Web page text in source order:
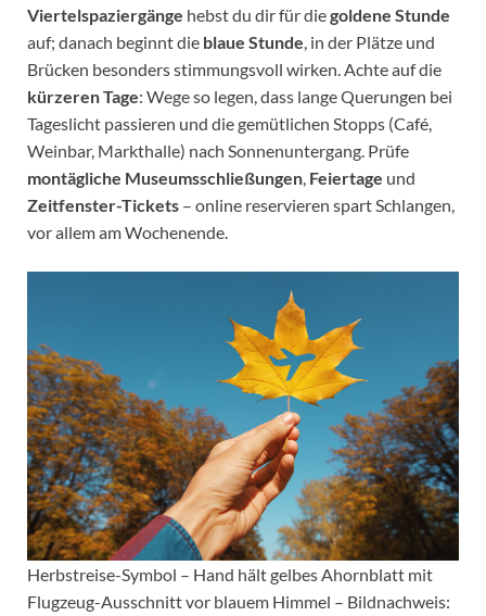
Viertelspaziergänge hebst du dir für diegoldene Stunde
auf; danach beginnt die blaue Stunde, in der Plätze und
Brücken besonders stimmungsvoll wirken. Achte auf die
kürzeren Tage: Wege so legen, dass lange Querungen bei
Tageslicht passieren und die gemütlichen Stopps (Café,
Weinbar, Markt­halle) nach Sonnenuntergang. Prüfe
montägliche Museumsschließungen, Feiertage und
Zeitfenster-Tickets – online reservieren spart Schlangen,
vor allem am Wochenende.
Herbstreise-Symbol – Hand hält gelbes Ahornblatt mit
Flugzeug-Ausschnitt vor blauem Himmel – Bildnachweis: